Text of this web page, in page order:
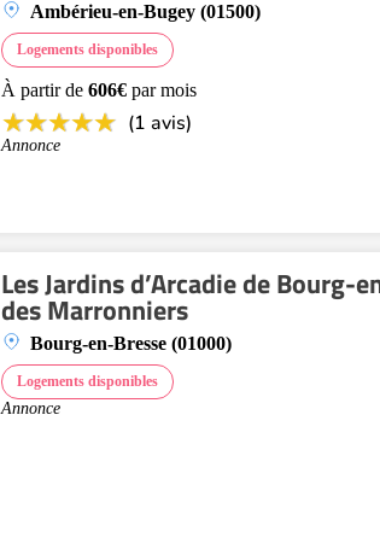
Ambérieu-en-Bugey (01500)
Logements disponibles
À partir de 606€ par mois
(1 avis)
Annonce
Les Jardins d’Arcadie de Bourg-
des Marronniers
Bourg-en-Bresse (01000)
Logements disponibles
Annonce